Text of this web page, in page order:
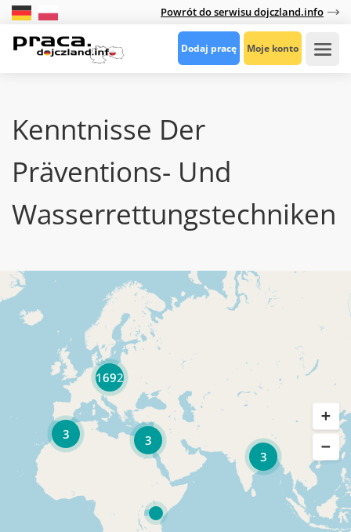
Powrót do serwisu dojczland.info
Dodaj pracę Moje konto
Kenntnisse Der
Präventions- Und
Wasserrettungstechniken
3
3
3
1692